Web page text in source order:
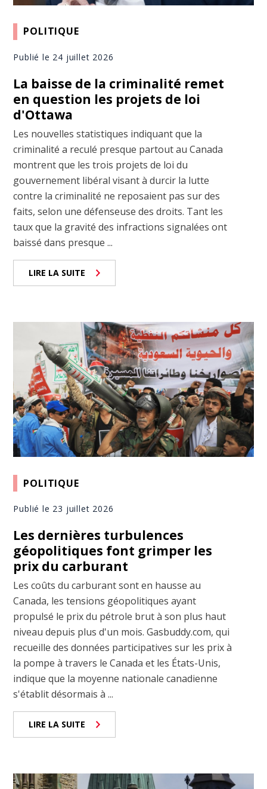
POLITIQUE
Publié le 24 juillet 2026
La baisse de la criminalité remet
en question les projets de loi
d'Ottawa
Les nouvelles statistiques indiquant que la
criminalité a reculé presque partout au Canada
montrent que les trois projets de loi du
gouvernement libéral visant à durcir la lutte
contre la criminalité ne reposaient pas sur des
faits, selon une défenseuse des droits. Tant les
taux que la gravité des infractions signalées ont
baissé dans presque ...
LIRE LA SUITE
POLITIQUE
Publié le 23 juillet 2026
Les dernières turbulences
géopolitiques font grimper les
prix du carburant
Les coûts du carburant sont en hausse au
Canada, les tensions géopolitiques ayant
propulsé le prix du pétrole brut à son plus haut
niveau depuis plus d'un mois. Gasbuddy.com, qui
recueille des données participatives sur les prix à
la pompe à travers le Canada et les États-Unis,
indique que la moyenne nationale canadienne
s'établit désormais à ...
LIRE LA SUITE